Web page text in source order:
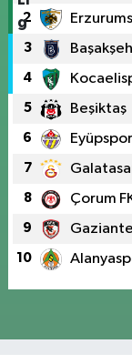
2
3
4
5 Beşiktaş
6 Eyüpspor
7
8 Çorum
9
10